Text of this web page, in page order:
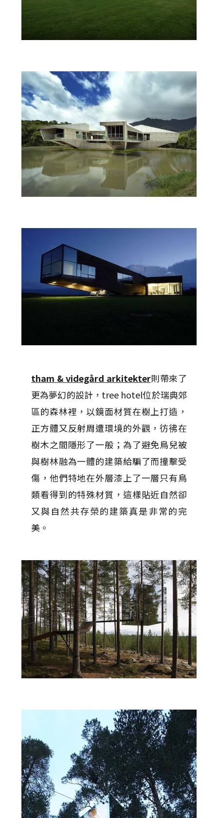
tham & videgård arkitekter則帶來了
更為夢幻的設計，tree hotel位於瑞典郊
區的森林裡，以鏡面材質在樹上打造，
正方體又反射周遭環境的外觀，彷彿在
樹木之間隱形了一般；為了避免鳥兒被
與樹林融為一體的建築給騙了而撞擊受
傷，他們特地在外層漆上了一層只有鳥
類看得到的特殊材質，這樣貼近自然卻
又與自然共存榮的建築真是非常的完
美。